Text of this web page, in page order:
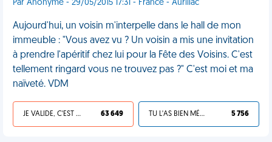
Par Anonyme - 29/05/2015 17:31 - France - Aurillac
Aujourd'hui, un voisin m'interpelle dans le hall de mon
immeuble : "Vous avez vu ? Un voisin a mis une invitation
à prendre l'apéritif chez lui pour la Fête des Voisins. C'est
tellement ringard vous ne trouvez pas ?" C'est moi et ma
naïveté. VDM
JE VALIDE, C'EST UNE VDM 63 649 TU L'AS BIEN MÉRITÉ 5 756